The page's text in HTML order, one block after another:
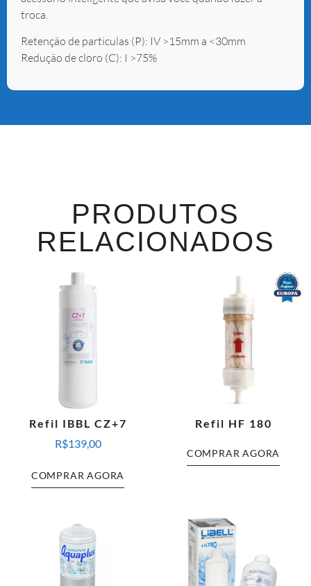
troca.
Retenção de particulas (P): IV >15mm a <30mm
Redução de cloro (C): I >75%
PRODUTOS
RELACIONADOS
Refil IBBL CZ+7
R$139,00
COMPRAR AGORA
Refil HF 180
COMPRAR AGORA